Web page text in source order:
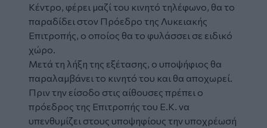
Κέντρο, φέρει μαζί του κινητό τηλέφωνο, θα το
παραδίδει στον Πρόεδρο της Λυκειακής
Επιτροπής, ο οποίος θα το φυλάσσει σε ειδικό
χώρο.
Μετά τη λήξη της εξέτασης, ο υποψήφιος θα
παραλαμβάνει το κινητό του και θα αποχωρεί.
Πριν την είσοδο στις αίθουσες πρέπει ο
πρόεδρος της Επιτροπής του Ε.Κ. να
υπενθυμίζει στους υποψηφίους την υποχρέωσή